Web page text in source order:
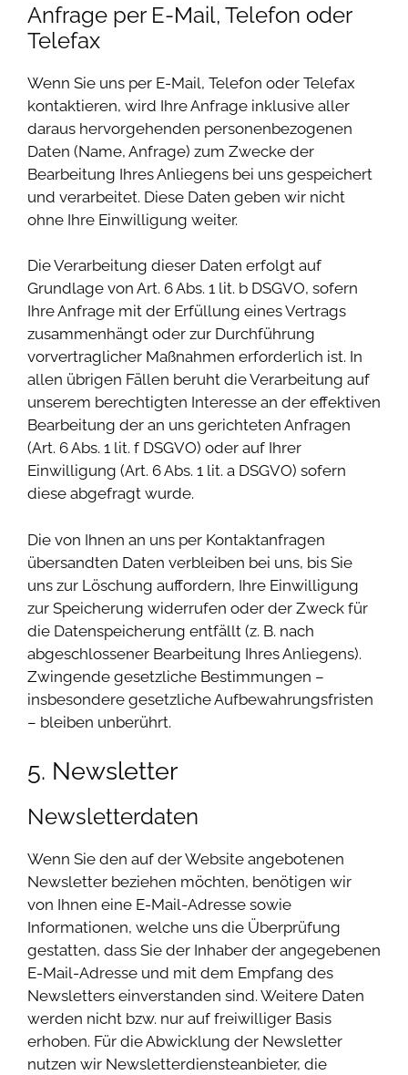
Anfrage per E-Mail, Telefon oder
Telefax
Wenn Sie uns per E-Mail, Telefon oder Telefax
kontaktieren, wird Ihre Anfrage inklusive aller
daraus hervorgehenden personenbezogenen
Daten (Name, Anfrage) zum Zwecke der
Bearbeitung Ihres Anliegens bei uns gespeichert
und verarbeitet. Diese Daten geben wir nicht
ohne Ihre Einwilligung weiter.
Die Verarbeitung dieser Daten erfolgt auf
Grundlage von Art. 6 Abs. 1 lit. b DSGVO, sofern
Ihre Anfrage mit der Erfüllung eines Vertrags
zusammenhängt oder zur Durchführung
vorvertraglicher Maßnahmen erforderlich ist. In
allen übrigen Fällen beruht die Verarbeitung auf
unserem berechtigten Interesse an der effektiven
Bearbeitung der an uns gerichteten Anfragen
(Art. 6 Abs. 1 lit. f DSGVO) oder auf Ihrer
Einwilligung (Art. 6 Abs. 1 lit. a DSGVO) sofern
diese abgefragt wurde.
Die von Ihnen an uns per Kontaktanfragen
übersandten Daten verbleiben bei uns, bis Sie
uns zur Löschung auffordern, Ihre Einwilligung
zur Speicherung widerrufen oder der Zweck für
die Datenspeicherung entfällt (z. B. nach
abgeschlossener Bearbeitung Ihres Anliegens).
Zwingende gesetzliche Bestimmungen –
insbesondere gesetzliche Aufbewahrungsfristen
– bleiben unberührt.
5. Newsletter
Newsletter­daten
Wenn Sie den auf der Website angebotenen
Newsletter beziehen möchten, benötigen wir
von Ihnen eine E-Mail-Adresse sowie
Informationen, welche uns die Überprüfung
gestatten, dass Sie der Inhaber der angegebenen
E-Mail-Adresse und mit dem Empfang des
Newsletters einverstanden sind. Weitere Daten
werden nicht bzw. nur auf freiwilliger Basis
erhoben. Für die Abwicklung der Newsletter
nutzen wir Newsletterdiensteanbieter, die